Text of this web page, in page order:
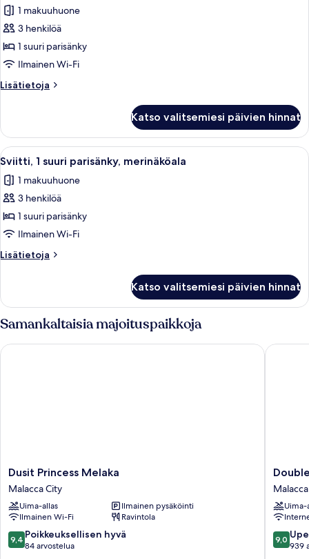
suuri
parisänky
(View)
1 makuuhuone
3 henkilöä
1 suuri parisänky
Ilmainen Wi-Fi
Lisätietoja
Lisätietoja
suuri
parisänky
(View)
Katso valitsemiesi päivien hinnat
Avaa
kaikki
huonetyypin
Sviitti,
1
suuri
parisänky,
merinäköala
Moderni hotellihuone, jossa on
1
Sviitti, 1 suuri parisänky, merinäköala
1 makuuhuone
3 henkilöä
1 suuri parisänky
Ilmainen Wi-Fi
Lisätietoja
Lisätietoja
suuri
parisänky,
merinäköala
Katso valitsemiesi päivien hinnat
Samankaltaisia majoituspaikkoja
Dusit
Princess
Melaka
Malacca
City
Dusit Princess Melaka
Malacca City
Uima-allas
Ilmainen pysäköinti
Ilmainen Wi-Fi
Ravintola
9.4
kautta
9,4 Poikkeuksellisen hyvä
84 arvostelua
Dusit Princess Melaka
by
Hilton
Melaka
Malacca
City
Uima-
9.0
kautta
9,0
939